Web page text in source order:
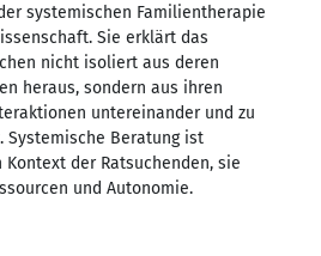
systemischen Familientherapie
Sie erklärt das
nicht isoliert aus deren
heraus, sondern aus ihren
untereinander und zu
Systemische Beratung ist
der Ratsuchenden, sie
und Autonomie.